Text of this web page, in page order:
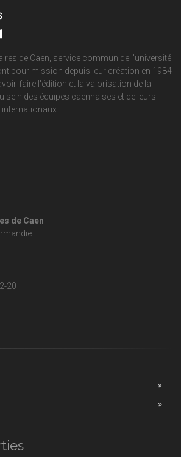
de Caen, service commun de l'université
ont pour mission depuis leur création en 1984
faire l'édition et la valorisation de la
sein des équipes caennaises et de leurs
de Caen
20